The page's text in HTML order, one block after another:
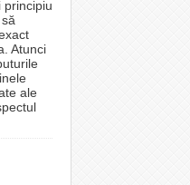
principiu
Atunci
ale